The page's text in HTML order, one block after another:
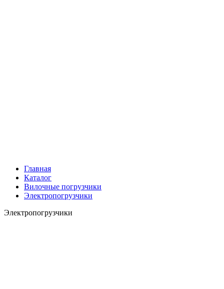
Главная
Каталог
Вилочные погрузчики
Электропогрузчики
Электропогрузчики